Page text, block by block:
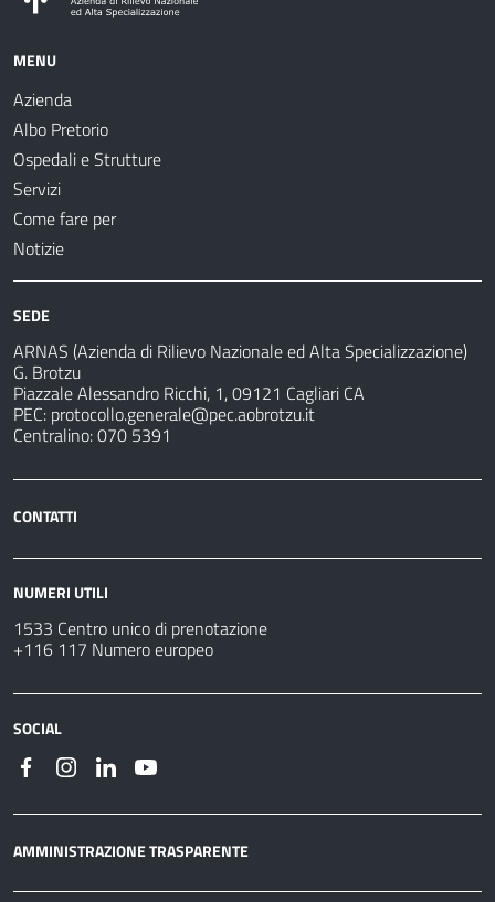
MENU
Azienda
Albo Pretorio
Ospedali e Strutture
Servizi
Come fare per
Notizie
SEDE
ARNAS (Azienda di Rilievo Nazionale ed Alta Specializzazione)
G. Brotzu
Piazzale Alessandro Ricchi, 1, 09121 Cagliari CA
PEC: protocollo.generale@pec.aobrotzu.it
Centralino: 070 5391
CONTATTI
NUMERI UTILI
1533 Centro unico di prenotazione
+116 117 Numero europeo
SOCIAL
AMMINISTRAZIONE TRASPARENTE